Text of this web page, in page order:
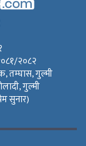
२०८२
तम्घास, गुल्मी
गुल्मी
सुनार)